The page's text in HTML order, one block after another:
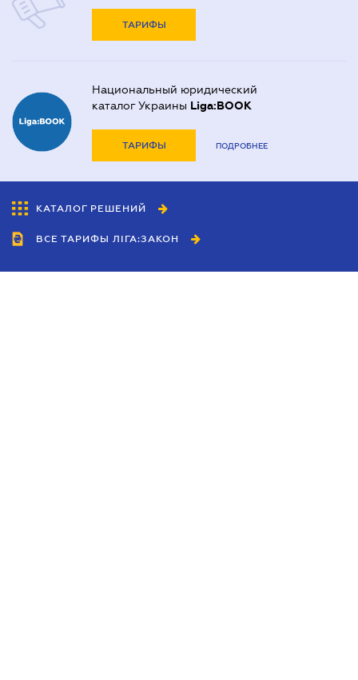
ТАРИФЫ
Национальный юридический
каталог Украины Liga:BOOK
ТАРИФЫ ПОДРОБНЕЕ
КАТАЛОГ РЕШЕНИЙ
ВСЕ ТАРИФЫ ЛІГА:ЗАКОН